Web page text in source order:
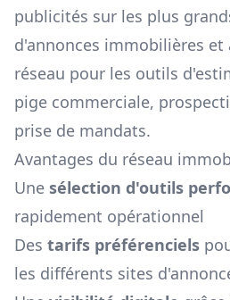
publicités sur les plus
d'annonces immobilières
réseau pour les outils
pige commerciale,
prise de mandats.
Avantages du réseau
Une sélection d'outils
rapidement opérationnel
Des tarifs préférenciels
les différents sites